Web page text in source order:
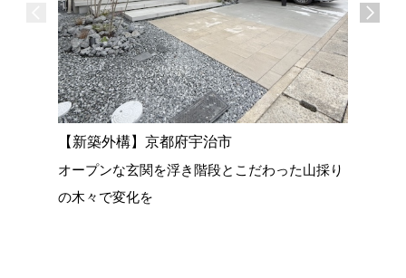
【新築外構】京都府宇治市
オープンな玄関を浮き階段とこだわった山採り
の木々で変化を